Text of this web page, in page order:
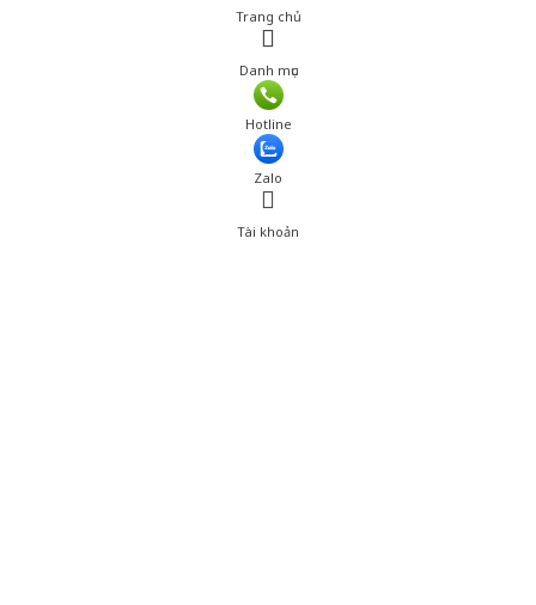
Trang chủ
Danh mục
Hotline
Zalo
Tài khoản